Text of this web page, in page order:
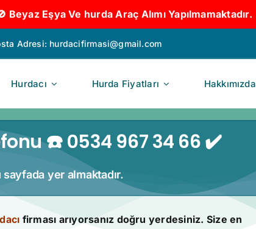
Beyaz Eşya Ve hurda Araç Alımı Yapılmamaktadır.
Adresi: hurdacifirmasi@gmail.com
Hurdacı Hurda Fiyatları Hakkımızda
☎️ 0534 967 34 66 ✔️
yer almaktadır.
firması arıyorsanız doğru yerdesiniz. Size en